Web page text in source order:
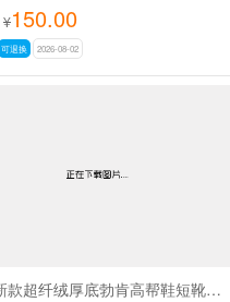
¥150.00
可退换 2026-08-02
新款超纤绒厚底勃肯高帮鞋短靴SA9116